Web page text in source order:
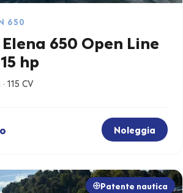
650
650 Open Line
hp
115 CV
Noleggia
Patente nautica